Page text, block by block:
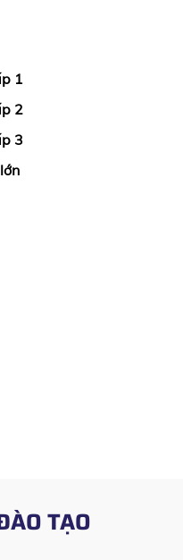
1
2
3
TẠO